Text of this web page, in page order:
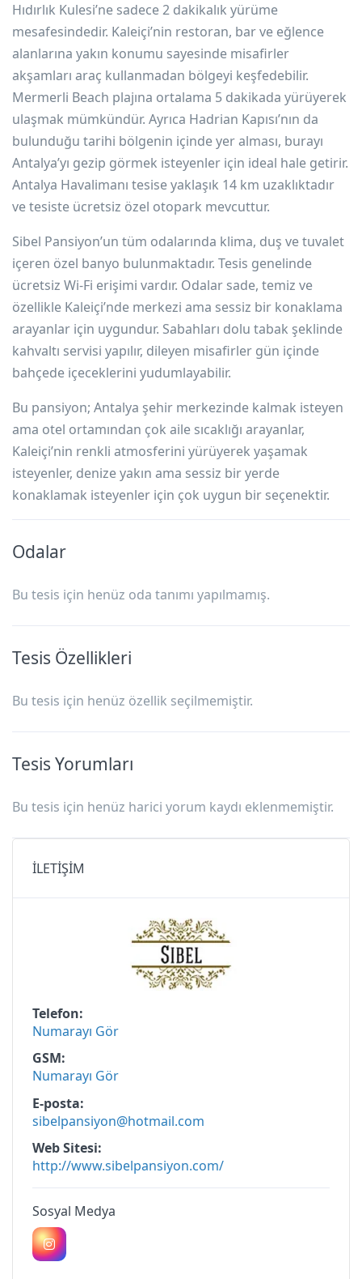
Hıdırlık Kulesi’ne sadece 2 dakikalık yürüme
mesafesindedir. Kaleiçi’nin restoran, bar ve eğlence
alanlarına yakın konumu sayesinde misafirler
akşamları araç kullanmadan bölgeyi keşfedebilir.
Mermerli Beach plajına ortalama 5 dakikada yürüyerek
ulaşmak mümkündür. Ayrıca Hadrian Kapısı’nın da
bulunduğu tarihi bölgenin içinde yer alması, burayı
Antalya’yı gezip görmek isteyenler için ideal hale getirir.
Antalya Havalimanı tesise yaklaşık 14 km uzaklıktadır
ve tesiste ücretsiz özel otopark mevcuttur.
Sibel Pansiyon’un tüm odalarında klima, duş ve tuvalet
içeren özel banyo bulunmaktadır. Tesis genelinde
ücretsiz Wi-Fi erişimi vardır. Odalar sade, temiz ve
özellikle Kaleiçi’nde merkezi ama sessiz bir konaklama
arayanlar için uygundur. Sabahları dolu tabak şeklinde
kahvaltı servisi yapılır, dileyen misafirler gün içinde
bahçede içeceklerini yudumlayabilir.
Bu pansiyon; Antalya şehir merkezinde kalmak isteyen
ama otel ortamından çok aile sıcaklığı arayanlar,
Kaleiçi’nin renkli atmosferini yürüyerek yaşamak
isteyenler, denize yakın ama sessiz bir yerde
konaklamak isteyenler için çok uygun bir seçenektir.
Odalar
Bu tesis için henüz oda tanımı yapılmamış.
Tesis Özellikleri
Bu tesis için henüz özellik seçilmemiştir.
Tesis Yorumları
Bu tesis için henüz harici yorum kaydı eklenmemiştir.
İLETİŞİM
Telefon
Numarayı Gör
GSM
Numarayı Gör
E-posta
sibelpansiyon@hotmail.com
Web Sitesi
http://www.sibelpansiyon.com/
Sosyal Medya